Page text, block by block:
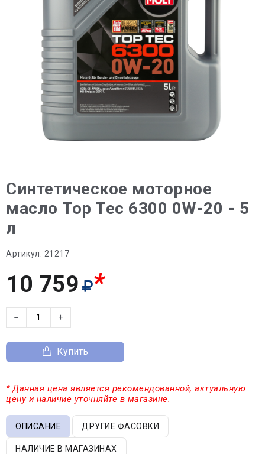
Синтетическое моторное
масло Top Tec 6300 0W-20 - 5
л
Артикул: 21217
10 759 *
− +
Купить
* Данная цена является рекомендованной, актуальную
цену и наличие уточняйте в магазине.
ОПИСАНИЕ ДРУГИЕ ФАСОВКИ
НАЛИЧИЕ В МАГАЗИНАХ